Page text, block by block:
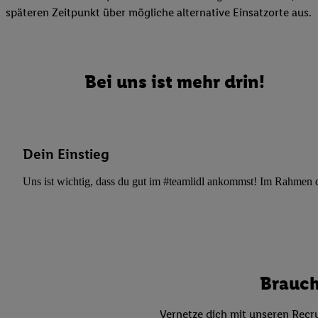
späteren Zeitpunkt über mögliche alternative Einsatzorte aus.
Bei uns ist mehr drin!
Dein Einstieg
Uns ist wichtig, dass du gut im #teamlidl ankommst! Im Rahmen
Vernetze dich mit unseren
Verwendungszwecke
Verknüpfung
von Zielgruppen